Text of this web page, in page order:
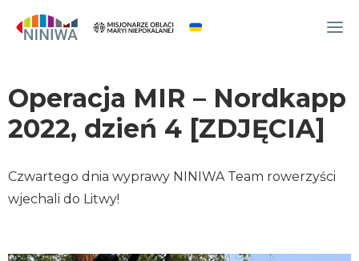
WYDARZENIA
O NAS
WSPÓLNOTA
NINIWA TEAM
Operacja MIR – Nordkapp
2022, dzień 4 [ZDJĘCIA]
Czwartego dnia wyprawy NINIWA Team rowerzyści
wjechali do Litwy!